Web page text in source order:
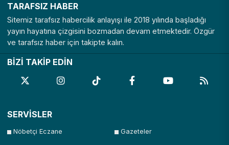
TARAFSIZ HABER
Sitemiz tarafsız habercilik anlayışı ile 2018 yılında başladığı
yayın hayatına çizgisini bozmadan devam etmektedir. Özgür
ve tarafsız haber için takipte kalın.
BİZİ TAKİP EDİN
SERVİSLER
Nöbetçi Eczane Gazeteler